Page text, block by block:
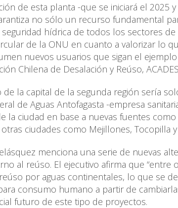
de esta planta -que se iniciará el 2025
no sólo un recurso fundamental
hídrica de todos los sectores
de la ONU en cuanto a valorizar lo
nuevos usuarios que sigan el
Chilena de Desalación y Reúso,
de la capital de la segunda región sería
de Aguas Antofagasta -empresa
la ciudad en base a nuevas fuentes
ciudades como Mejillones, Tocopilla
menciona una serie de nuevas
al reúso. El ejecutivo afirma que
por aguas continentales, lo que se
consumo humano a partir de
futuro de este tipo de proyectos.